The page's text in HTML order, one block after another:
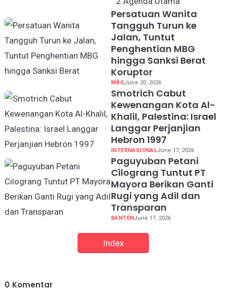
Persatuan Wanita
Tangguh Turun ke
Jalan, Tuntut
Penghentian MBG
hingga Sanksi Berat
Koruptor
MBGJune 20, 2026
Smotrich Cabut
Kewenangan Kota Al-
Khalil, Palestina: Israel
Langgar Perjanjian
Hebron 1997
INTERNASIONALJune 17, 2026
Paguyuban Petani
Cilograng Tuntut PT
Mayora Berikan Ganti
Rugi yang Adil dan
Transparan
BANTENJune 17, 2026
Index
0 Komentar